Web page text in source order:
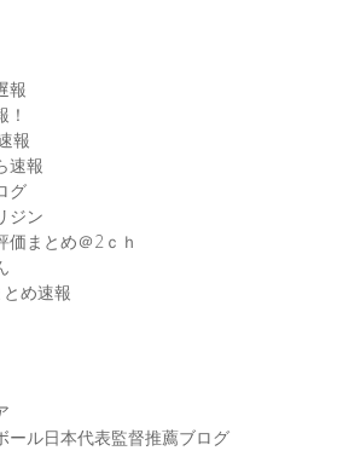
報
報
速報
グ
ジン
価まとめ＠2ｃｈ
め速報
ール日本代表監督推薦ブログ